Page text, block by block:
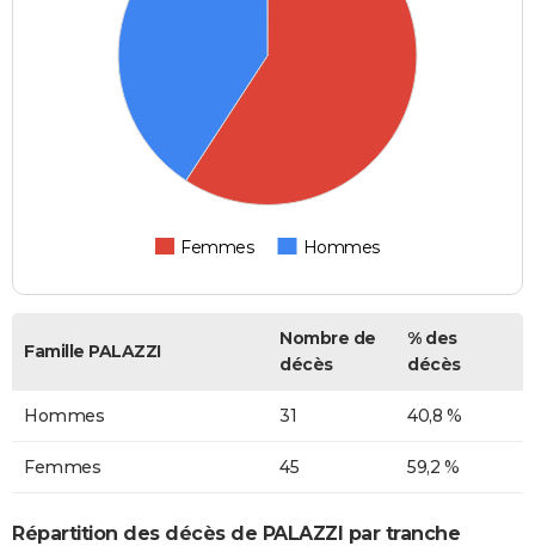
Femmes Hommes
Famille PALAZZI
Nombre de
décès
% des
décès
Hommes 31 40,8 %
Femmes 45 59,2 %
Répartition des décès de PALAZZI par tranche